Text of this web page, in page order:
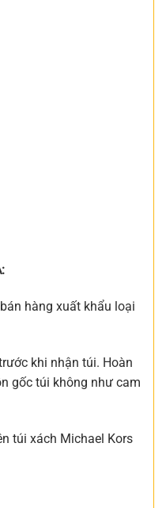
hàng xuất khẩu loại
khi nhận túi. Hoàn
gốc túi không như cam
túi xách Michael Kors